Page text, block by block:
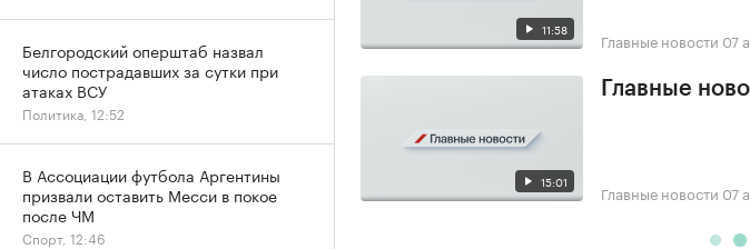
11:58 Главные новости 07
15:01
Главные
Главные новости 07
Белгородский оперштаб назвал
число пострадавших за сутки при
атаках ВСУ
Политика, 12:52
В Ассоциации футбола Аргентины
призвали оставить Месси в покое
после ЧМ
Спорт, 12:46